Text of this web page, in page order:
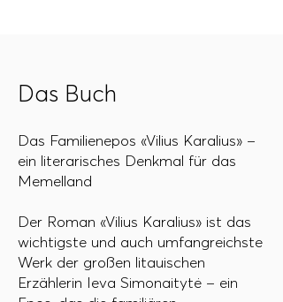
Das Buch
Das Familienepos «Vilius Karalius» –
ein literarisches Denkmal für das
Memelland
Der Roman «Vilius Karalius» ist das
wichtigste und auch umfangreichste
Werk der großen litauischen
Erzählerin Ieva Simonaitytė – ein